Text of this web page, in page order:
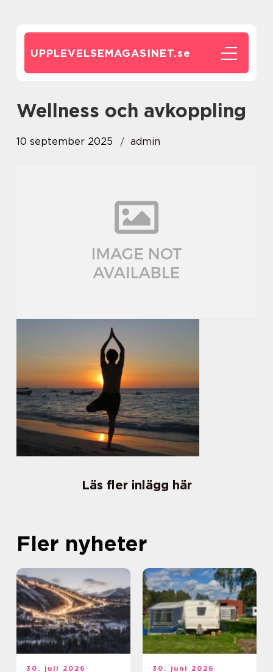
UPPLEVELSEMAGASINET.se
Wellness och avkoppling
10 september 2025 admin
Läs fler inlägg här
Fler nyheter
30. juli 2026 30. juni 2026